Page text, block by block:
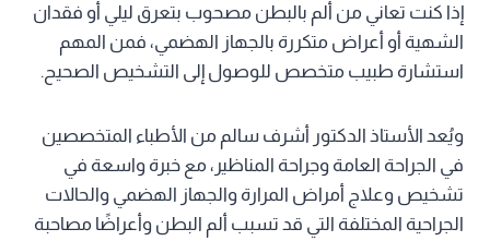
إذا كنت تعاني من ألم بالبطن مصحوب بتعرق ليلي أو فقدان
الشهية أو أعراض متكررة بالجهاز الهضمي، فمن المهم
استشارة طبيب متخصص للوصول إلى التشخيص الصحيح.
ويُعد الأستاذ الدكتور أشرف سالم من الأطباء المتخصصين
في الجراحة العامة وجراحة المناظير، مع خبرة واسعة في
تشخيص وعلاج أمراض المرارة والجهاز الهضمي والحالات
الجراحية المختلفة التي قد تسبب ألم البطن وأعراضًا مصاحبة